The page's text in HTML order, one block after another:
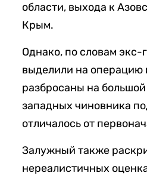
области, выхода к
Крым.
Однако, по словам
выделили на операцию
разбросаны на
западных чиновника
отличалось от
Залужный также
нереалистичных